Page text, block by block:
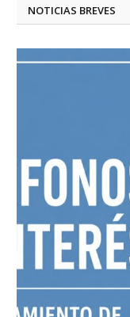
NOTICIAS BREVES